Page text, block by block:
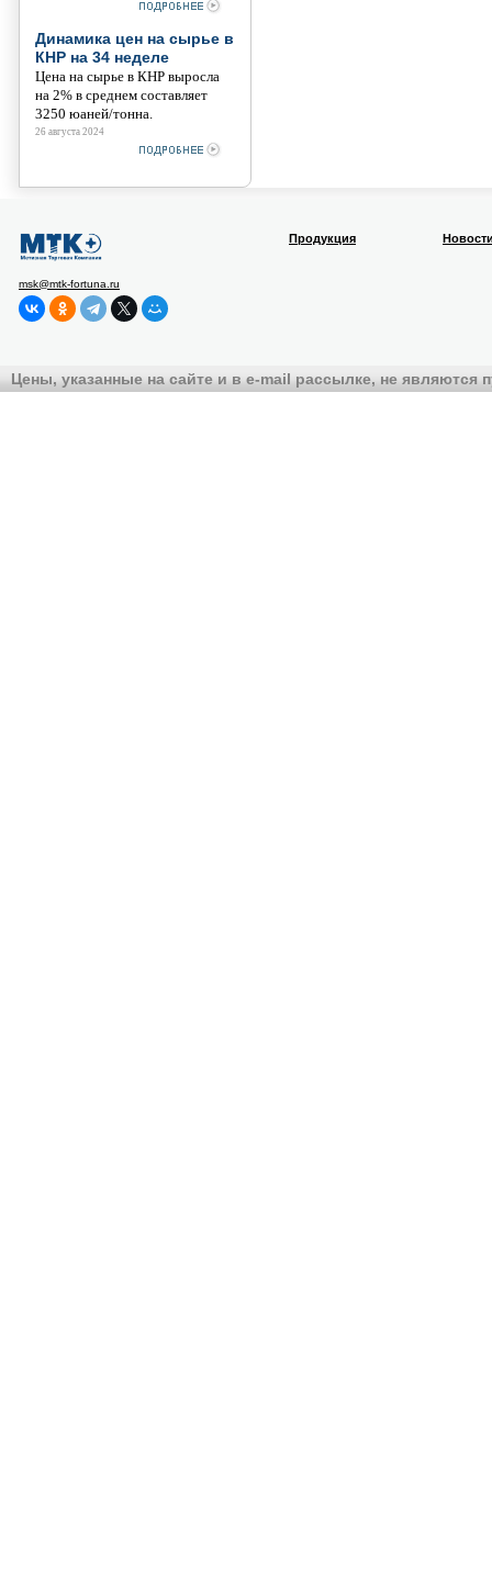
Динамика цен на сырье в
КНР на 34 неделе
Цена на сырье в КНР выросла
на 2% в среднем составляет
3250 юаней/тонна.
26 августа 2024
msk@mtk-fortuna.ru
Продукция
Цены, указанные на сайте и в e-mail рассылке, не являются